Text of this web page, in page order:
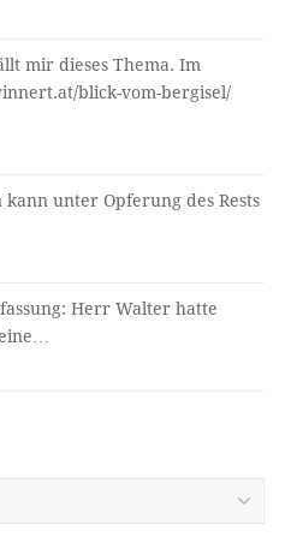
mir dieses Thema. Im
blick-vom-bergisel/
kann unter Opferung des Rests
Herr Walter hatte